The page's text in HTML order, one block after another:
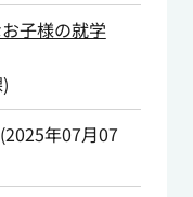
子様の就学
)
(2025年07月07